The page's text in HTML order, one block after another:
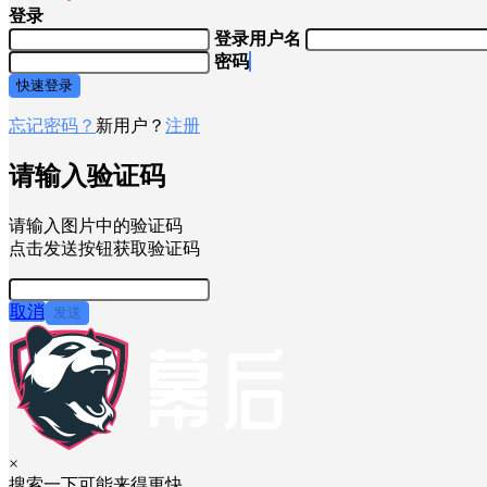
登录
登录用户名
密码
快速登录
忘记密码？ 新用户？ 注册
请输入验证码
请输入图片中的验证码
点击发送按钮获取验证码
取消 发送
×